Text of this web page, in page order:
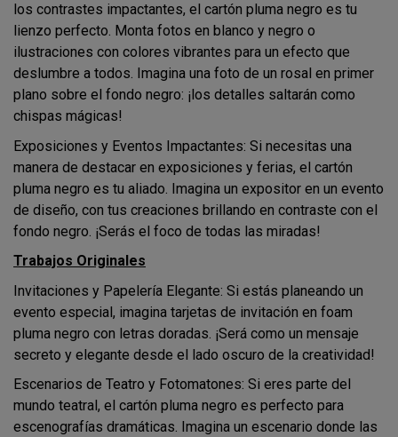
los contrastes impactantes, el cartón pluma negro es tu
lienzo perfecto. Monta fotos en blanco y negro o
ilustraciones con colores vibrantes para un efecto que
deslumbre a todos. Imagina una foto de un rosal en primer
plano sobre el fondo negro: ¡los detalles saltarán como
chispas mágicas!
Exposiciones y Eventos Impactantes: Si necesitas una
manera de destacar en exposiciones y ferias, el cartón
pluma negro es tu aliado. Imagina un expositor en un evento
de diseño, con tus creaciones brillando en contraste con el
fondo negro. ¡Serás el foco de todas las miradas!
Trabajos Originales
Invitaciones y Papelería Elegante: Si estás planeando un
evento especial, imagina tarjetas de invitación en foam
pluma negro con letras doradas. ¡Será como un mensaje
secreto y elegante desde el lado oscuro de la creatividad!
Escenarios de Teatro y Fotomatones: Si eres parte del
mundo teatral, el cartón pluma negro es perfecto para
escenografías dramáticas. Imagina un escenario donde las